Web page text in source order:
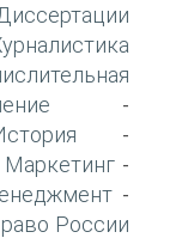
-
-
Маркетинг -
-
России